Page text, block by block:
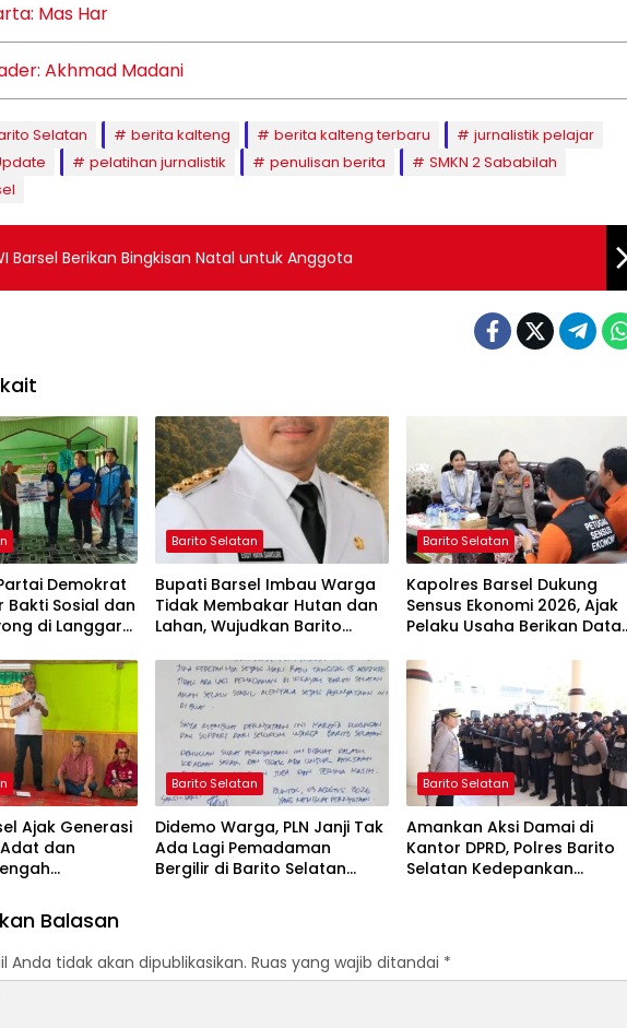
Mas Har
Akhmad Madani
Selatan berita kalteng berita kalteng terbaru
jurnalistik pelajar
pelatihan jurnalistik penulisan berita
SMKN 2 Sababilah
Barsel Berikan Bingkisan Natal untuk Anggota
Demokrat
Bakti Sosial dan
di Langgar
Barito Selatan
Bupati Barsel Imbau Warga
Tidak Membakar Hutan dan
Lahan, Wujudkan Barito
Barito Selatan
Kapolres Barsel Dukung
Sensus Ekonomi 2026, Ajak
Pelaku Usaha Berikan Data
Ajak Generasi
dan
Barito Selatan
Didemo Warga, PLN Janji Tak
Ada Lagi Pemadaman
Bergilir di Barito Selatan
Barito Selatan
Amankan Aksi Damai di
Kantor DPRD, Polres Barito
Selatan Kedepankan
Balasan
Anda tidak akan dipublikasikan. Ruas yang wajib ditandai *